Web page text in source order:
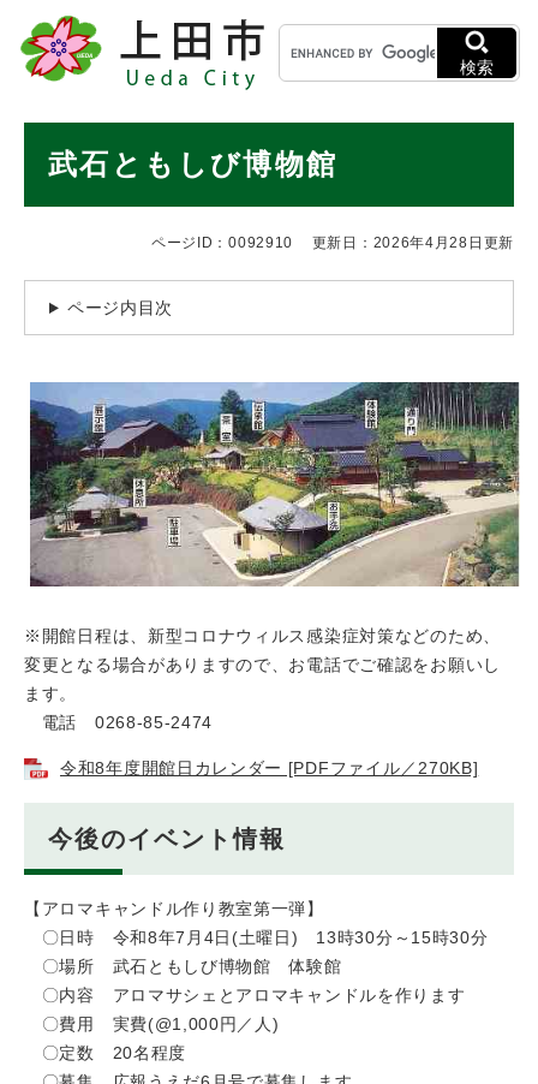
メニューを飛ばして本文へ
キ
ー
ワ
検
検索
武石ともしび博物館
ページID：0092910 更新日：2026年4月28日更新
ページ内目次
※開館日程は、新型コロナウィルス感染症対策などのため、
変更となる場合がありますので、お電話でご確認をお願いし
ます。
電話 0268-85-2474
令和8年度開館日カレンダー [PDFファイル／270KB]
今後のイベント情報
【アロマキャンドル作り教室第一弾】
〇日時 令和8年7月4日(土曜日) 13時30分～15時30分
〇場所 武石ともしび博物館 体験館
〇内容 アロマサシェとアロマキャンドルを作ります
〇費用 実費(@1,000円／人)
〇定数 20名程度